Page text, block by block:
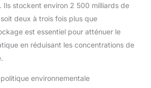
Ils stockent environ 2 500 milliards de
deux à trois fois plus que
est essentiel pour atténuer le
en réduisant les concentrations de
environnementale